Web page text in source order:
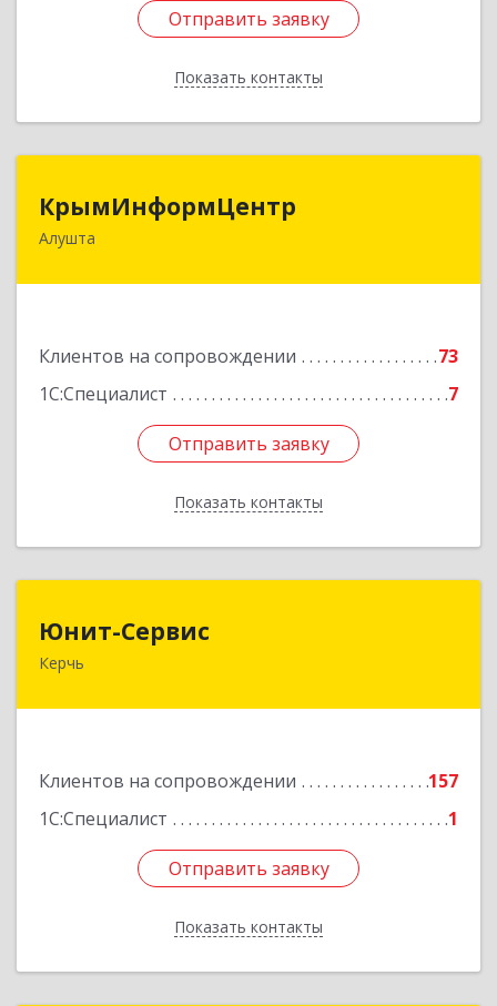
Отправить заявку
Показать контакты
Отправить заявку
Назад
КрымИнформЦентр
Алушта
Клиентов на сопровождении
73
1С:Специалист
7
Отправить заявку
Показать контакты
298500, Крым Респ, Алушта г, Горького ул, дом
Отправить заявку
Назад
Юнит-Сервис
Керчь
Клиентов на сопровождении
157
1С:Специалист
1
Отправить заявку
Показать контакты
298300, Крым Респ, Керчь г, Кооперативный
Отправить заявку
Назад